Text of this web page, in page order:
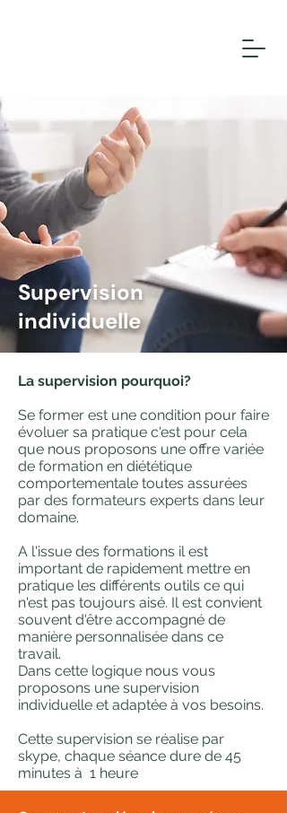
Supervision
individuelle
La supervision pourquoi?
Se former est une condition pour faire
évoluer sa pratique c'est pour cela
que nous proposons une offre variée
de formation en diététique
comportementale toutes assurées
par des formateurs experts dans leur
domaine.
A l'issue des formations il est
important de rapidement mettre en
pratique les différents outils ce qui
n'est pas toujours aisé. Il est convient
souvent d'être accompagné de
manière personnalisée dans ce
travail.
Dans cette logique nous vous
proposons une supervision
individuelle et adaptée à vos besoins.
Cette supervision se réalise par
skype, chaque séance dure de 45
minutes à 1 heure